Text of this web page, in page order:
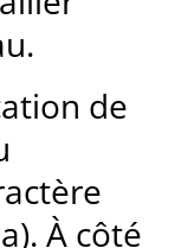
de
À côté